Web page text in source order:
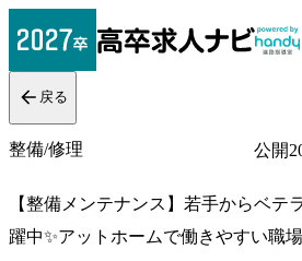
戻る
整備/修理 公開
【整備メンテナンス】若手からベテ
躍中✨アットホームで働きやすい職